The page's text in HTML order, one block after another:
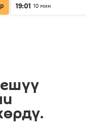
19:01 10 мин